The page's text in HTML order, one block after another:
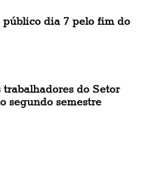
público dia 7 pelo fim do
trabalhadores do Setor
segundo semestre